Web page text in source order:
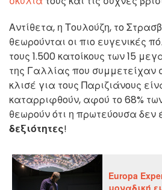
Αντίθετα, η Τουλούζη, το
θεωρούνται οι πιο ευγενικές
τους 1.500 κατοίκους των 15
της Γαλλίας που συμμετείχαν
κλισέ για τους Παριζιάνους
καταρριφθούν, αφού το 68%
θεωρούν ότι η πρωτεύουσα δεν
δεξιότητες!